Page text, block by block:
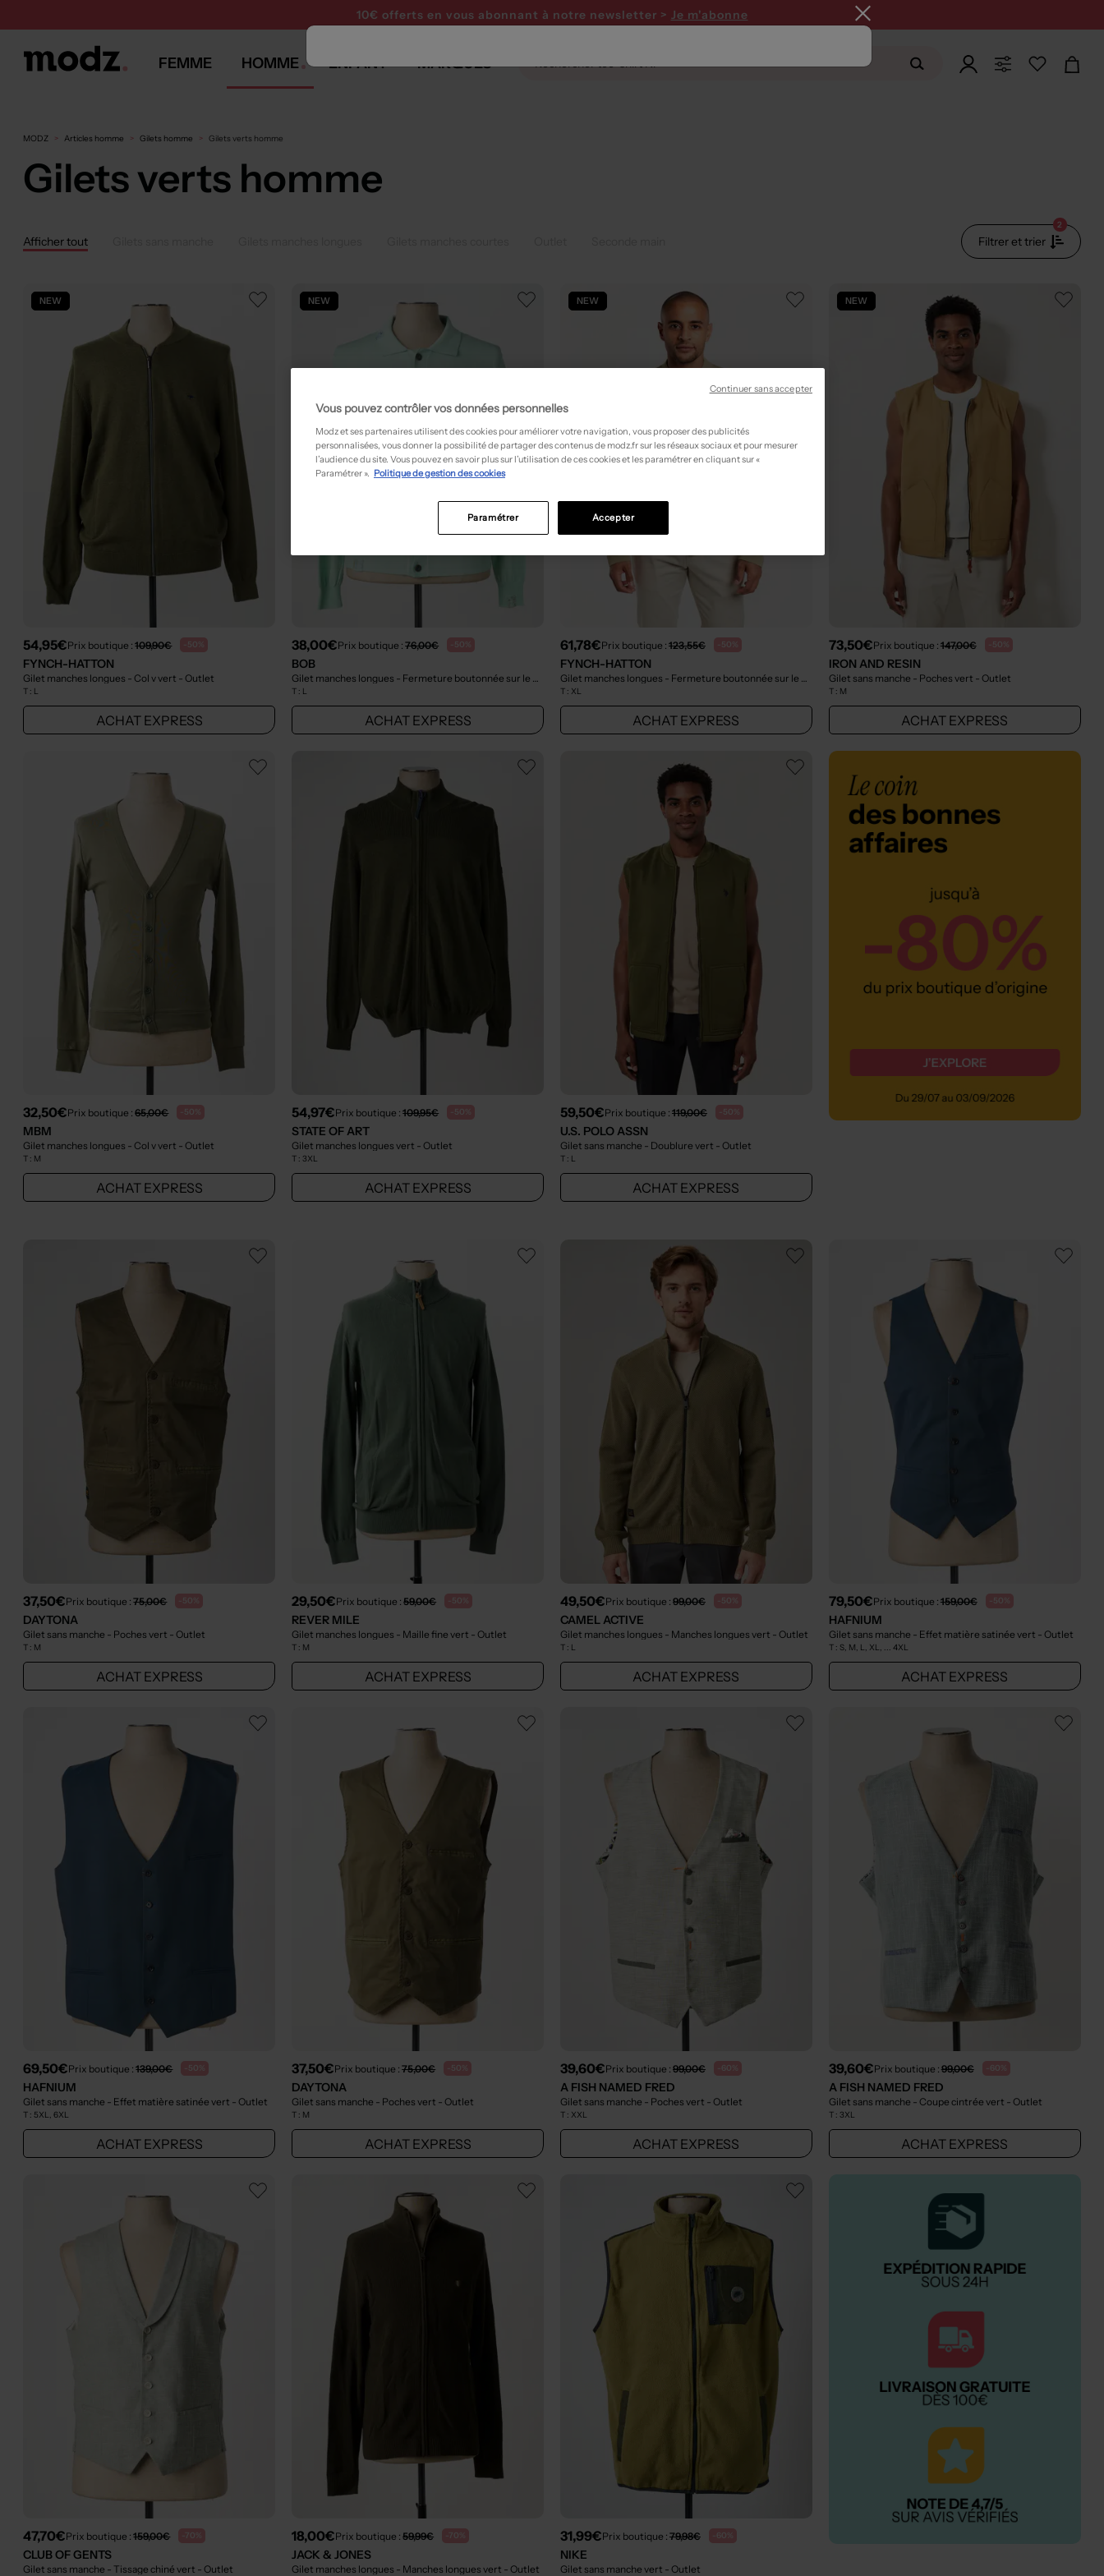
10€ offerts en vous abonnant à notre newsletter > Je m'abonne
FEMME HOMME ENFANT MARQUES
MODZ Articles homme Gilets homme Gilets verts homme
Gilets verts homme
Afficher tout Filtrer et trier
2
NEW
54,95€Prix boutique :109,90€ -50%
FYNCH-HATTON
Gilet manches longues - Col v vert - Outlet
T : L
ACHAT EXPRESS
NEW
38,00€Prix boutique :76,00€ -50%
BOB
Gilet manches longues - Fermeture boutonnée sur le devant vert - Outlet
T : L
ACHAT EXPRESS
NEW
61,78€Prix boutique : 123,55€ -50%
FYNCH-HATTON
Gilet manches longues - Fermeture boutonnée sur le devant vert - Outlet
T : XL
ACHAT EXPRESS
NEW
73,50€Prix boutique : 147,00€ -50%
IRON AND RESIN
Gilet sans manche - Poches vert - Outlet
T : M
ACHAT EXPRESS
32,50€Prix boutique :65,00€ -50%
MBM
Gilet manches longues - Col v vert - Outlet
T : M
ACHAT EXPRESS
54,97€Prix boutique :109,95€ -50%
STATE OF ART
Gilet manches longues vert - Outlet
T :3XL
ACHAT EXPRESS
59,50€Prix boutique : 119,00€ -50%
U.S. POLO ASSN
Gilet sans manche - Doublure vert - Outlet
T : L
ACHAT EXPRESS
37,50€Prix boutique :75,00€ -50%
DAYTONA
Gilet sans manche - Poches vert - Outlet
T : M
ACHAT EXPRESS
29,50€Prix boutique :59,00€ -50%
REVER MILE
Gilet manches longues - Maille fine vert - Outlet
T : M
ACHAT EXPRESS
49,50€Prix boutique : 99,00€ -50%
CAMEL ACTIVE
Gilet manches longues - Manches longues vert - Outlet
T : L
ACHAT EXPRESS
79,50€Prix boutique : 159,00€ -50%
HAFNIUM
Gilet sans manche - Effet matière satinée vert - Outlet
T : S, M, L, XL, ... 4XL
ACHAT EXPRESS
69,50€Prix boutique :139,00€ -50%
HAFNIUM
Gilet sans manche - Effet matière satinée vert - Outlet
T :5XL, 6XL
ACHAT EXPRESS
37,50€Prix boutique :75,00€ -50%
DAYTONA
Gilet sans manche - Poches vert - Outlet
T : M
ACHAT EXPRESS
39,60€Prix boutique : 99,00€ -60%
A FISH NAMED FRED
Gilet sans manche - Poches vert - Outlet
T : XXL
ACHAT EXPRESS
39,60€Prix boutique : 99,00€ -60%
A FISH NAMED FRED
Gilet sans manche - Coupe cintrée vert - Outlet
T : 3XL
ACHAT EXPRESS
47,70€Prix boutique :159,00€ -70%
CLUB OF GENTS
Gilet sans manche - Tissage chiné vert - Outlet
18,00€Prix boutique :59,99€ -70%
JACK & JONES
Gilet manches longues - Manches longues vert - Outlet
31,99€Prix boutique : 79,98€ -60%
NIKE
Gilet sans manche vert - Outlet
Vous pouvez contrôler vos données personnelles
Modz et ses partenaires utilisent des cookies pour améliorer votre navigation, vous proposer des publicités
personnalisées, vous donner la possibilité de partager des contenus de modz.fr sur les réseaux sociaux et pour mesurer
l’audience du site. Vous pouvez en savoir plus sur l’utilisation de ces cookies et les paramétrer en cliquant sur «
Paramétrer ». Politique de gestion des cookies
Accepter
Paramétrer
Continuer sans accepter